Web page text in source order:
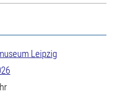
Leipzig